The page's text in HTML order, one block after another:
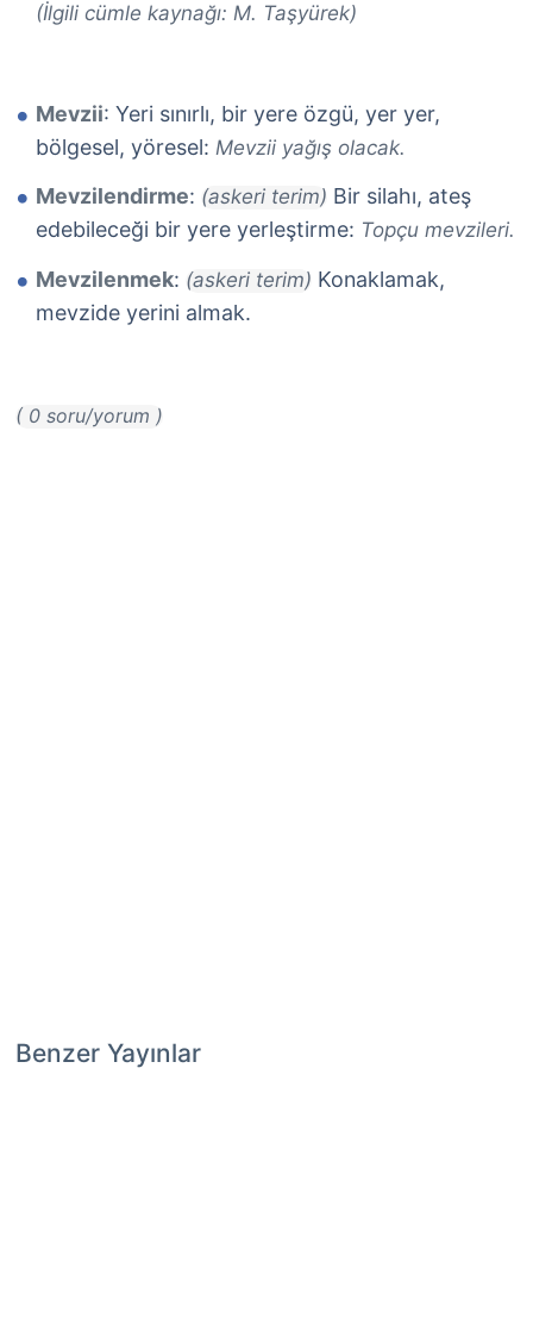
(İlgili cümle kaynağı: M. Taşyürek)
Mevzii: Yeri sınırlı, bir yere özgü, yer yer,
bölgesel, yöresel: Mevzii yağış olacak.
Mevzilendirme: (askeri terim) Bir silahı, ateş
edebileceği bir yere yerleştirme: Topçu mevzileri.
Mevzilenmek: (askeri terim) Konaklamak,
mevzide yerini almak.
( 0 soru/yorum )
Benzer Yayınlar